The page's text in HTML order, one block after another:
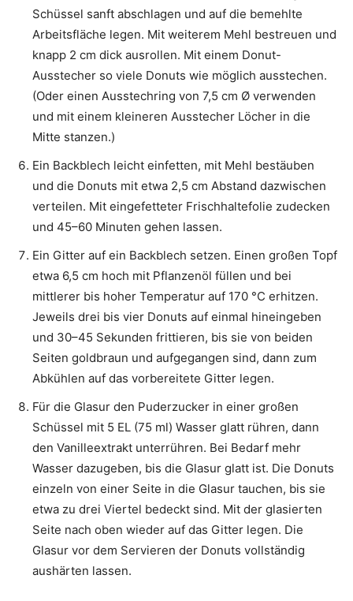
Schüssel sanft abschlagen und auf die bemehlte
Arbeitsfläche legen. Mit weiterem Mehl bestreuen und
knapp 2 cm dick ausrollen. Mit einem Donut-
Ausstecher so viele Donuts wie möglich ausstechen.
(Oder einen Ausstechring von 7,5 cm Ø verwenden
und mit einem kleineren Ausstecher Löcher in die
Mitte stanzen.)
Ein Backblech leicht einfetten, mit Mehl bestäuben
und die Donuts mit etwa 2,5 cm Abstand dazwischen
verteilen. Mit eingefetteter Frischhaltefolie zudecken
und 45–60 Minuten gehen lassen.
Ein Gitter auf ein Backblech setzen. Einen großen Topf
etwa 6,5 cm hoch mit Pflanzenöl füllen und bei
mittlerer bis hoher Temperatur auf 170 °C erhitzen.
Jeweils drei bis vier Donuts auf einmal hineingeben
und 30–45 Sekunden frittieren, bis sie von beiden
Seiten goldbraun und aufgegangen sind, dann zum
Abkühlen auf das vorbereitete Gitter legen.
Für die Glasur den Puderzucker in einer großen
Schüssel mit 5 EL (75 ml) Wasser glatt rühren, dann
den Vanilleextrakt unterrühren. Bei Bedarf mehr
Wasser dazugeben, bis die Glasur glatt ist. Die Donuts
einzeln von einer Seite in die Glasur tauchen, bis sie
etwa zu drei Viertel bedeckt sind. Mit der glasierten
Seite nach oben wieder auf das Gitter legen. Die
Glasur vor dem Servieren der Donuts vollständig
aushärten lassen.